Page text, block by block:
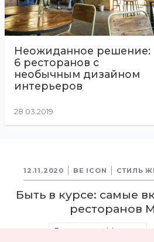
Неожиданное решение:
6 ресторанов с
необычным дизайном
интерьеров
28.03.2019
12.11.2020 BE ICON СТИЛЬ
Быть в курсе: самые
ресторанов
Рестораны Москвы